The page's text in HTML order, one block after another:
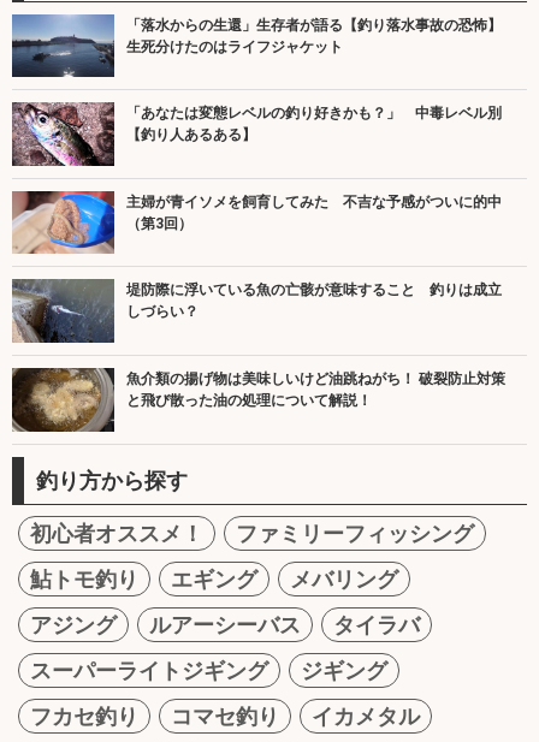
「落水からの生還」生存者が語る【釣り落水事故の恐怖】
生死分けたのはライフジャケット
「あなたは変態レベルの釣り好きかも？」 中毒レベル別
【釣り人あるある】
主婦が青イソメを飼育してみた 不吉な予感がついに的中
（第3回）
堤防際に浮いている魚の亡骸が意味すること 釣りは成立
しづらい？
魚介類の揚げ物は美味しいけど油跳ねがち！ 破裂防止対策
と飛び散った油の処理について解説！
釣り方から探す
初心者オススメ！
ファミリーフィッシング
鮎トモ釣り
エギング
メバリング
アジング
ルアーシーバス
タイラバ
スーパーライトジギング
ジギング
フカセ釣り
コマセ釣り
イカメタル